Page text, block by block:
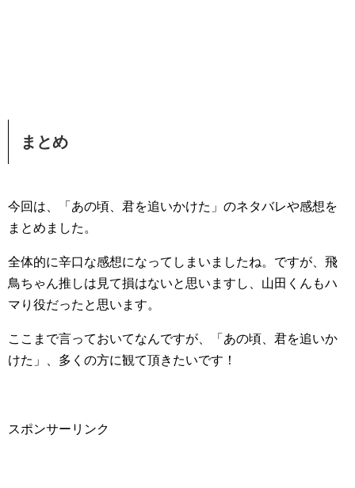
まとめ
今回は、「あの頃、君を追いかけた」のネタバレや感想を
まとめました。
全体的に辛口な感想になってしまいましたね。ですが、飛
鳥ちゃん推しは見て損はないと思いますし、山田くんもハ
マり役だったと思います。
ここまで言っておいてなんですが、「あの頃、君を追いか
けた」、多くの方に観て頂きたいです！
スポンサーリンク